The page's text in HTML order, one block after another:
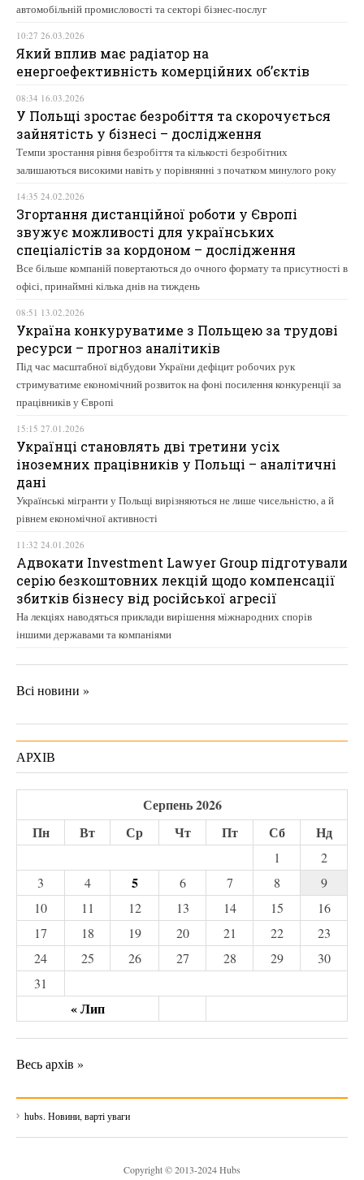
автомобільній промисловості та секторі бізнес-послуг
10:27 26.03.2026
Який вплив має радіатор на
енергоефективність комерційних об’єктів
08:34 16.03.2026
У Польщі зростає безробіття та скорочується
зайнятість у бізнесі – дослідження
Темпи зростання рівня безробіття та кількості безробітних
залишаються високими навіть у порівнянні з початком минулого року
14:35 24.02.2026
Згортання дистанційної роботи у Європі
звужує можливості для українських
спеціалістів за кордоном – дослідження
Все більше компаній повертаються до очного формату та присутності в
офісі, принаймні кілька днів на тиждень
08:51 13.02.2026
Україна конкуруватиме з Польщею за трудові
ресурси – прогноз аналітиків
Під час масштабної відбудови України дефіцит робочих рук
стримуватиме економічний розвиток на фоні посилення конкуренції за
працівників у Європі
15:15 27.01.2026
Українці становлять дві третини усіх
іноземних працівників у Польщі – аналітичні
дані
Українські мігранти у Польщі вирізняються не лише чисельністю, а й
рівнем економічної активності
11:32 24.01.2026
Адвокати Investment Lawyer Group підготували
серію безкоштовних лекцій щодо компенсації
збитків бізнесу від російської агресії
На лекціях наводяться приклади вирішення міжнародних спорів
іншими державами та компаніями
Всі новини »
АРХІВ
Серпень 2026
Пн
Вт Ср Чт Пт Сб Нд
« Лип
1
2
3
4 5 6 7 8
9
10
11 12 13 14 15
16
17
18 19 20 21 22
23
24
25 26 27 28 29
30
31
Весь архів »
hubs. Новини, варті уваги
Copyright © 2013-2024 Hubs